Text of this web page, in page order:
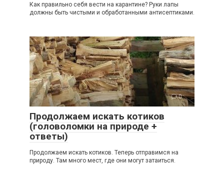
Как правильно себя вести на карантине? Руки лапы
должны быть чистыми и обработанными антисептиками.
0
Продолжаем искать котиков
(головоломки на природе +
ответы)
Продолжаем искать котиков. Теперь отправимся на
природу. Там много мест, где они могут затаиться.